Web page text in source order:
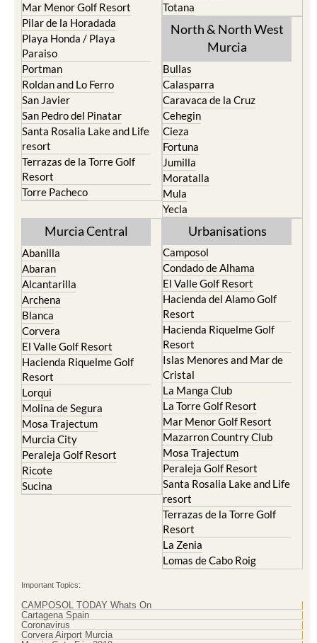
Mar Menor Golf Resort
Pilar de la Horadada
Playa Honda / Playa
Paraiso
Portman
Roldan and Lo Ferro
San Javier
San Pedro del Pinatar
Santa Rosalia Lake and Life
resort
Terrazas de la Torre Golf
Resort
Torre Pacheco
Totana
North & North West
Murcia
Bullas
Calasparra
Caravaca de la Cruz
Cehegin
Cieza
Fortuna
Jumilla
Moratalla
Mula
Yecla
Murcia Central
Abanilla
Abaran
Alcantarilla
Archena
Blanca
Corvera
El Valle Golf Resort
Hacienda Riquelme Golf
Resort
Lorqui
Molina de Segura
Mosa Trajectum
Murcia City
Peraleja Golf Resort
Ricote
Sucina
Urbanisations
Camposol
Condado de Alhama
El Valle Golf Resort
Hacienda del Alamo Golf
Resort
Hacienda Riquelme Golf
Resort
Islas Menores and Mar de
Cristal
La Manga Club
La Torre Golf Resort
Mar Menor Golf Resort
Mazarron Country Club
Mosa Trajectum
Peraleja Golf Resort
Santa Rosalia Lake and Life
resort
Terrazas de la Torre Golf
Resort
La Zenia
Lomas de Cabo Roig
Important Topics:
CAMPOSOL TODAY Whats On
Cartagena Spain
Coronavirus
Corvera Airport Murcia